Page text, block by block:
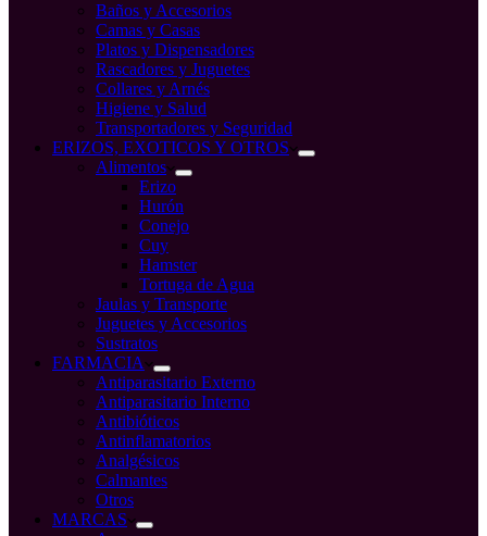
Baños y Accesorios
Camas y Casas
Platos y Dispensadores
Rascadores y Juguetes
Collares y Arnés
Higiene y Salud
Transportadores y Seguridad
ERIZOS, EXOTICOS Y OTROS
Alimentos
Erizo
Hurón
Conejo
Cuy
Hamster
Tortuga de Agua
Jaulas y Transporte
Juguetes y Accesorios
Sustratos
FARMACIA
Antiparasitario Externo
Antiparasitario Interno
Antibióticos
Antinflamatorios
Analgésicos
Calmantes
Otros
MARCAS